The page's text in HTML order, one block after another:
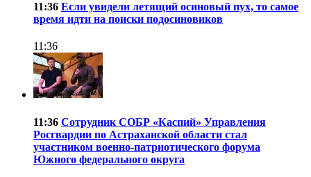
11:36 Если увидели летящий осиновый пух, то самое
время идти на поиски подосиновиков
11:36
11:36 Сотрудник СОБР «Каспий» Управления
Росгвардии по Астраханской области стал
участником военно-патриотического форума
Южного федерального округа